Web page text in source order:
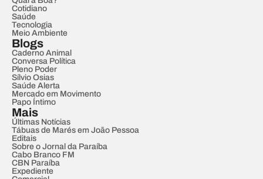
Cotidiano
Saúde
Tecnologia
Meio Ambiente
Blogs
Caderno Animal
Conversa Política
Pleno Poder
Sílvio Osias
Saúde Alerta
Mercado em Movimento
Papo Íntimo
Mais
Últimas Notícias
Tábuas de Marés em João Pessoa
Editais
Sobre o Jornal da Paraíba
Cabo Branco FM
CBN Paraíba
Expediente